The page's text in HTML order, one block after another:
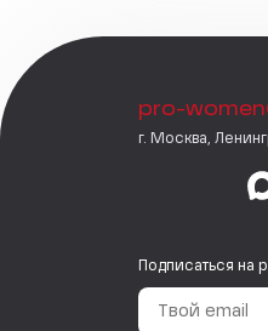
pro-
г. Москва,
Подписаться на